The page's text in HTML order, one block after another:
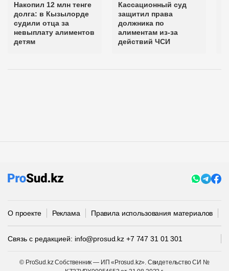
Накопил 12 млн тенге
долга: в Кызылорде
судили отца за
невыплату алиментов
детям
Кассационный суд
защитил права
должника по
алиментам из-за
действий ЧСИ
О проекте Реклама Правила использования материалов
Связь с редакцией: info@prosud.kz +7 747 31 01 301
© ProSud.kz Собственник — ИП «Prosud.kz». Свидетельство СИ №